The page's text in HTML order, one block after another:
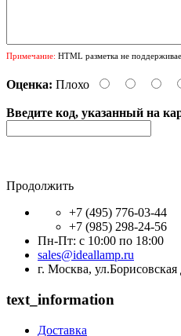
Примечание: HTML разметка не
Оценка: Плохо
Введите код, указанный на
Продолжить
+7 (495) 776-03-44
+7 (985) 298-24-56
Пн-Пт: с 10:00 по 18:00
sales@ideallamp.ru
г. Москва,
text_information
Доставка